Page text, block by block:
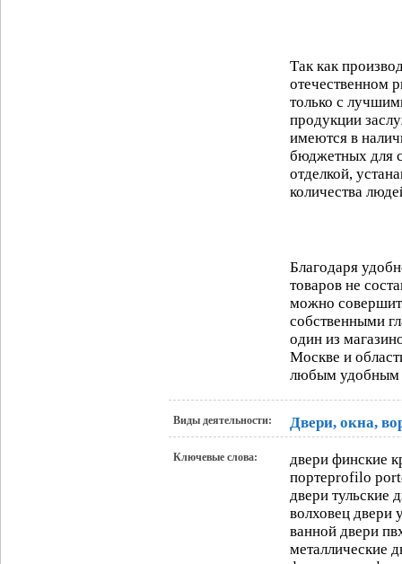
Так как
отечественном
только с
продукции
имеются в
бюджетных для
отделкой,
количества
Благодаря
товаров не
можно
собственными
один из
Москве и
любым удобным
Виды деятельности: Двери, окна,
Ключевые слова:
двери финские
портеprofilo
двери тульские
волховец двери
ванной двери
металлические